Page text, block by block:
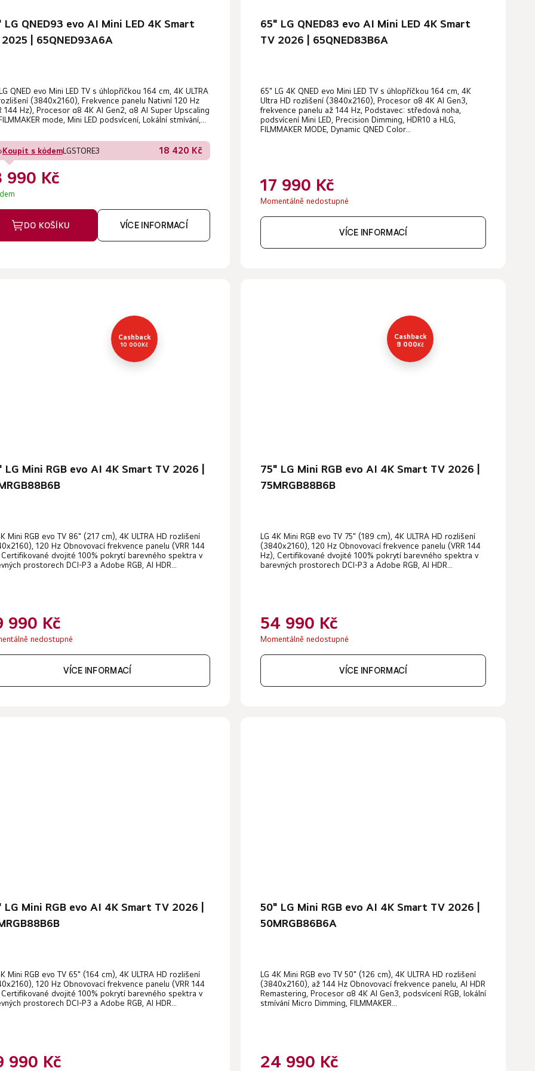
LG QNED93 evo AI Mini LED 4K Smart
| 65QNED93A6A
QNED evo Mini LED TV s úhlopříčkou 164 cm, 4K ULTRA
(3840x2160), Frekvence panelu Nativní 120 Hz
144 Hz), Procesor α8 4K AI Gen2, α8 AI Super Upscaling
mode, Mini LED podsvícení, Lokální stmívání,...
Koupit s kódemLGSTORE3 18 420 Kč
990 Kč
DO KOŠÍKU VÍCE INFORMACÍ
65" LG QNED83 evo AI Mini LED 4K Smart
TV 2026 | 65QNED83B6A
65" LG 4K QNED evo Mini LED TV s úhlopříčkou 164 cm, 4K
Ultra HD rozlišení (3840x2160), Procesor α8 4K AI Gen3,
frekvence panelu až 144 Hz, Podstavec: středová noha,
podsvícení Mini LED, Precision Dimming, HDR10 a HLG,
FILMMAKER MODE, Dynamic QNED Color...
17 990 Kč
Momentálně nedostupné
VÍCE INFORMACÍ
LG Mini RGB evo AI 4K Smart TV 2026 |
Mini RGB evo TV 86" (217 cm), 4K ULTRA HD rozlišení
120 Hz Obnovovací frekvence panelu (VRR 144
Certifikované dvojité 100% pokrytí barevného spektra v
prostorech DCI-P3 a Adobe RGB, AI HDR...
990 Kč
nedostupné
VÍCE INFORMACÍ
Cashback
10 000Kč
75" LG Mini RGB evo AI 4K Smart TV 2026 |
75MRGB88B6B
LG 4K Mini RGB evo TV 75" (189 cm), 4K ULTRA HD rozlišení
(3840x2160), 120 Hz Obnovovací frekvence panelu (VRR 144
Hz), Certifikované dvojité 100% pokrytí barevného spektra v
barevných prostorech DCI-P3 a Adobe RGB, AI HDR...
54 990 Kč
Momentálně nedostupné
VÍCE INFORMACÍ
Cashback
8 000Kč
LG Mini RGB evo AI 4K Smart TV 2026 |
Mini RGB evo TV 65" (164 cm), 4K ULTRA HD rozlišení
120 Hz Obnovovací frekvence panelu (VRR 144
Certifikované dvojité 100% pokrytí barevného spektra v
prostorech DCI-P3 a Adobe RGB, AI HDR...
990 Kč
50" LG Mini RGB evo AI 4K Smart TV 2026 |
50MRGB86B6A
LG 4K Mini RGB evo TV 50" (126 cm), 4K ULTRA HD rozlišení
(3840x2160), až 144 Hz Obnovovací frekvence panelu, AI HDR
Remastering, Procesor α8 4K AI Gen3, podsvícení RGB, lokální
stmívání Micro Dimming, FILMMAKER...
24 990 Kč